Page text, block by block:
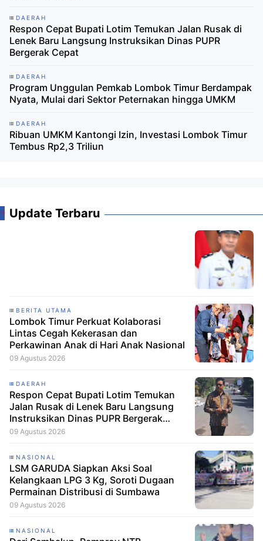
DAERAH
Respon Cepat Bupati Lotim Temukan Jalan Rusak di
Lenek Baru Langsung Instruksikan Dinas PUPR
Bergerak Cepat
DAERAH
Program Unggulan Pemkab Lombok Timur Berdampak
Nyata, Mulai dari Sektor Peternakan hingga UMKM
DAERAH
Ribuan UMKM Kantongi Izin, Investasi Lombok Timur
Tembus Rp2,3 Triliun
Update Terbaru
BERITA UTAMA
Lombok Timur Perkuat Kolaborasi
Lintas Cegah Kekerasan dan
Perkawinan Anak di Hari Anak Nasional
09 Agustus 2026
DAERAH
Respon Cepat Bupati Lotim Temukan
Jalan Rusak di Lenek Baru Langsung
Instruksikan Dinas PUPR Bergerak
Cepat
09 Agustus 2026
NASIONAL
LSM GARUDA Siapkan Aksi Soal
Kelangkaan LPG 3 Kg, Soroti Dugaan
Permainan Distribusi di Sumbawa
09 Agustus 2026
NASIONAL